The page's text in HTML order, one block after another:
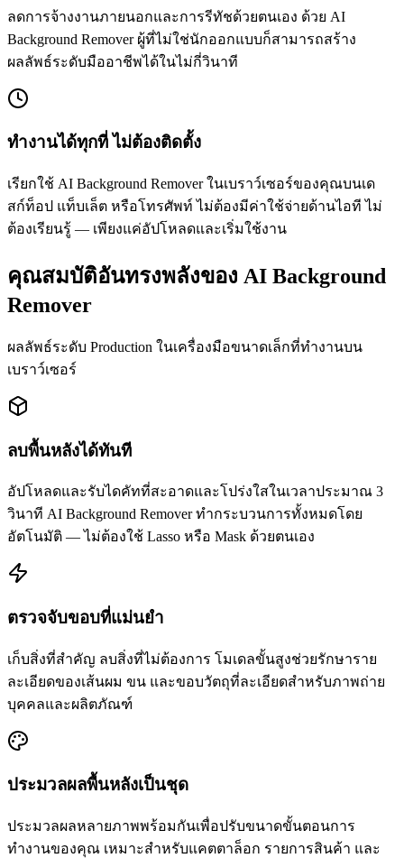
ลดการจ้างงานภายนอกและการรีทัชด้วยตนเอง ด้วย AI
Background Remover ผู้ที่ไม่ใช่นักออกแบบก็สามารถสร้าง
ผลลัพธ์ระดับมืออาชีพได้ในไม่กี่วินาที
ทำงานได้ทุกที่ ไม่ต้องติดตั้ง
เรียกใช้ AI Background Remover ในเบราว์เซอร์ของคุณบนเด
สก์ท็อป แท็บเล็ต หรือโทรศัพท์ ไม่ต้องมีค่าใช้จ่ายด้านไอที ไม่
ต้องเรียนรู้ — เพียงแค่อัปโหลดและเริ่มใช้งาน
คุณสมบัติอันทรงพลังของ AI Background
Remover
ผลลัพธ์ระดับ Production ในเครื่องมือขนาดเล็กที่ทำงานบน
เบราว์เซอร์
ลบพื้นหลังได้ทันที
อัปโหลดและรับไดคัทที่สะอาดและโปร่งใสในเวลาประมาณ 3
วินาที AI Background Remover ทำกระบวนการทั้งหมดโดย
อัตโนมัติ — ไม่ต้องใช้ Lasso หรือ Mask ด้วยตนเอง
ตรวจจับขอบที่แม่นยำ
เก็บสิ่งที่สำคัญ ลบสิ่งที่ไม่ต้องการ โมเดลขั้นสูงช่วยรักษาราย
ละเอียดของเส้นผม ขน และขอบวัตถุที่ละเอียดสำหรับภาพถ่าย
บุคคลและผลิตภัณฑ์
ประมวลผลพื้นหลังเป็นชุด
ประมวลผลหลายภาพพร้อมกันเพื่อปรับขนาดขั้นตอนการ
ทำงานของคุณ เหมาะสำหรับแคตตาล็อก รายการสินค้า และ